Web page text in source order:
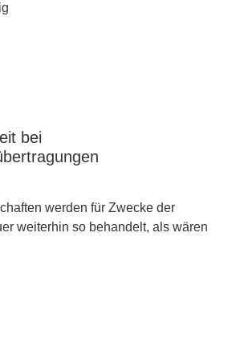
bei
werden für Zwecke der
weiterhin so behandelt, als wären